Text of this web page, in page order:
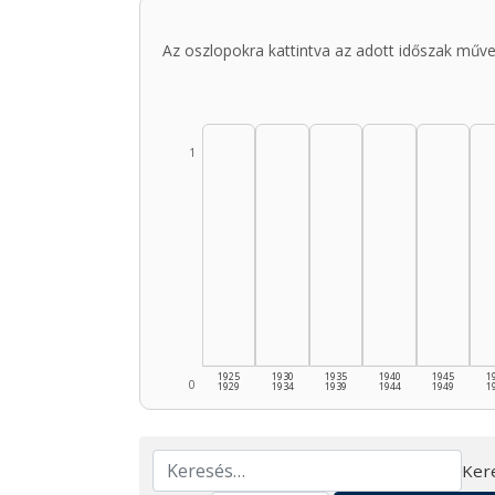
Az oszlopokra kattintva az adott időszak
0
1
1925
1929
1930
1934
1935
1939
1940
1944
1945
1949